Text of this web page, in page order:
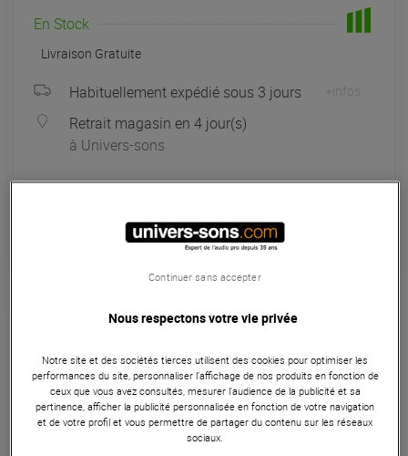
En Stock
Livraison Gratuite
Habituellement expédié sous 3 jours +infos
Retrait magasin en 4 jour(s)
à Univers-sons
/ mois
Apport initial :
Mensualités :
Coût de financement :
Garantie3 ans
Enceinte
L'Elipson Heritage XLS 7 est une paire d'enceintes 2 voies
compactes mais puissantes, conçues pour les espaces
Nous respectons votre vie privée
Notre site et des sociétés tierces utilisent des cookies pour optimiser les
performances du site, personnaliser l’affichage de nos produits en fonction de
ceux que vous avez consultés, mesurer l'audience de la publicité et sa
pertinence, afficher la publicité personnalisée en fonction de votre navigation
et de votre profil et vous permettre de partager du contenu sur les réseaux
sociaux.
Continuer sans accepter